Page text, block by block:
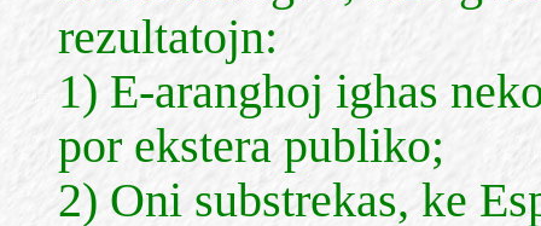
rezultatojn:
1) E-aranghoj ighas
por ekstera publiko;
2) Oni substrekas, ke